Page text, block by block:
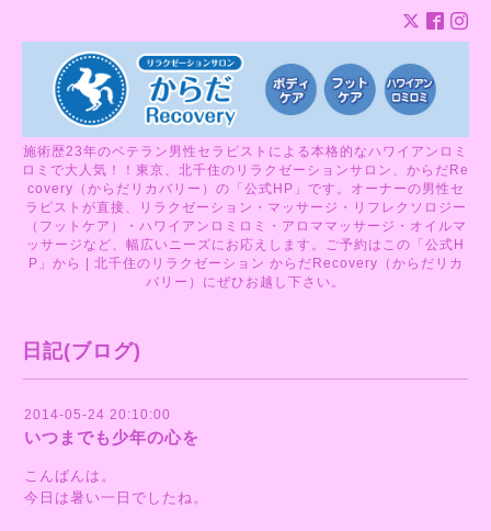
施術歴23年のベテラン男性セラピストによる本格的なハワイアンロミ
ロミで大人気！！東京、北千住のリラクゼーションサロン、からだRe
covery（からだリカバリー）の「公式HP」です。オーナーの男性セ
ラピストが直接、リラクゼーション・マッサージ・リフレクソロジー
（フットケア）・ハワイアンロミロミ・アロママッサージ・オイルマ
ッサージなど、幅広いニーズにお応えします。ご予約はこの「公式H
P」から | 北千住のリラクゼーション からだRecovery（からだリカ
バリー）にぜひお越し下さい。
日記(ブログ)
2014-05-24 20:10:00
いつまでも少年の心を
こんばんは。
今日は暑い一日でしたね。